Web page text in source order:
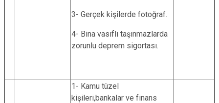
3- Gerçek kişilerde fotoğraf.
4- Bina vasıflı taşınmazlarda
zorunlu deprem sigortası.
1- Kamu tüzel
kişileri,bankalar ve finans